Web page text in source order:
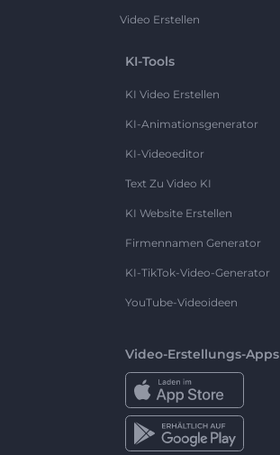
Video Erstellen
KI-Tools
KI Video Erstellen
KI-Animationsgenerator
KI-Videoeditor
Text Zu Video KI
KI Website Erstellen
Firmennamen Generator
KI-TikTok-Video-Generator
YouTube-Videoideen
Video-Erstellungs-Apps